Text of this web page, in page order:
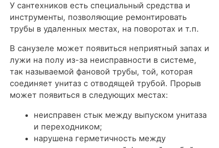
У сантехников есть специальный средства и
инструменты, позволяющие ремонтировать
трубы в удаленных местах, на поворотах и т.п.
В санузеле может появиться неприятный запах и
лужи на полу из-за неисправности в системе,
так называемой фановой трубы, той, которая
соединяет унитаз с отводящей трубой. Прорыв
может появиться в следующих местах:
неисправен стык между выпуском унитаза
и переходником;
нарушена герметичность между